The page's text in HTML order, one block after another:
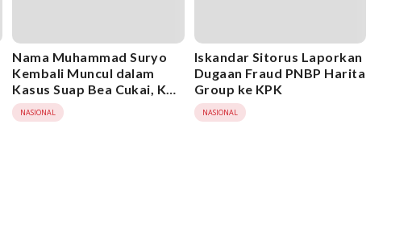
Nama Muhammad Suryo
Kembali Muncul dalam
Kasus Suap Bea Cukai, KPK
Didesak Bertindak
NASIONAL
Iskandar Sitorus Laporkan
Dugaan Fraud PNBP Harita
Group ke KPK
NASIONAL